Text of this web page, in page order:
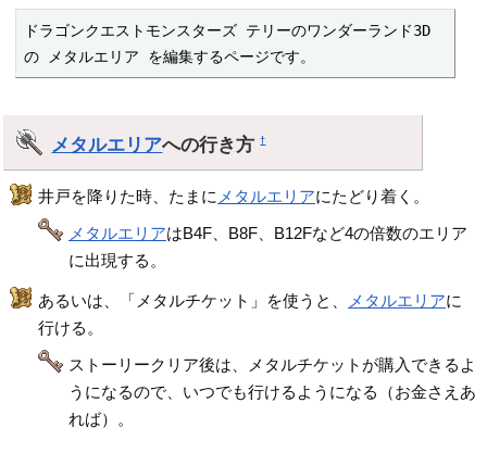
ドラゴンクエストモンスターズ テリーのワンダーランド3D
の メタルエリア を編集するページです。
メタルエリアへの行き方†
井戸を降りた時、たまに メタルエリアにたどり着く。
メタルエリアはB4F、B8F、B12Fなど4の倍数のエリア
に出現する。
あるいは、「メタルチケット」を使うと、 メタルエリアに
行ける。
ストーリークリア後は、メタルチケットが購入できるよ
うになるので、いつでも行けるようになる（お金さえあ
れば）。